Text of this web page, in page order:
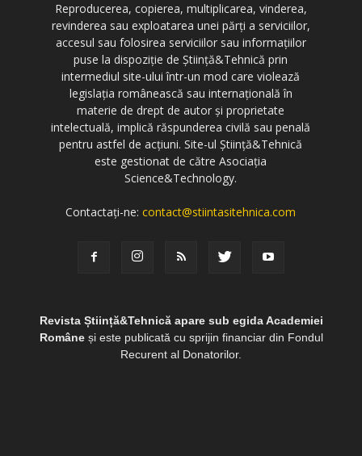
Reproducerea, copierea, multiplicarea, vinderea,
revinderea sau exploatarea unei părți a serviciilor,
accesul sau folosirea serviciilor sau informațiilor
puse la dispoziție de Știință&Tehnică prin
intermediul site-ului într-un mod care violează
legislația românească sau internațională în
materie de drept de autor și proprietate
intelectuală, implică răspunderea civilă sau penală
pentru astfel de acțiuni. Site-ul Știință&Tehnică
este gestionat de către Asociația
Science&Technology.
Contactați-ne:contact@stiintasitehnica.com
Revista Știință&Tehnică apare sub egida Academiei
Româneși este publicată cu sprijin financiar din Fondul
Recurent al Donatorilor.